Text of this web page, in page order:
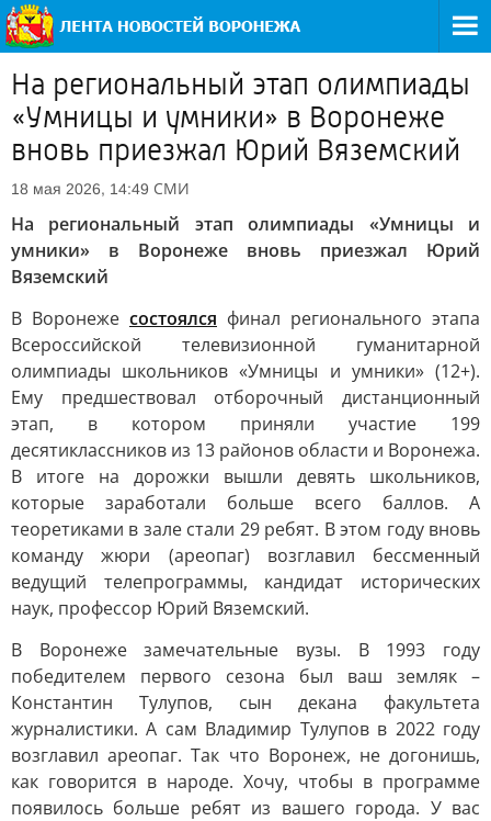
На региональный этап олимпиады
«Умницы и умники» в Воронеже
вновь приезжал Юрий Вяземский
18 мая 2026, 14:49 СМИ
На региональный этап олимпиады «Умницы и
умники» в Воронеже вновь приезжал Юрий
Вяземский
В Воронеже состоялся финал регионального этапа
Всероссийской телевизионной гуманитарной
олимпиады школьников «Умницы и умники» (12+).
Ему предшествовал отборочный дистанционный
этап, в котором приняли участие 199
десятиклассников из 13 районов области и Воронежа.
В итоге на дорожки вышли девять школьников,
которые заработали больше всего баллов. А
теоретиками в зале стали 29 ребят. В этом году вновь
команду жюри (ареопаг) возглавил бессменный
ведущий телепрограммы, кандидат исторических
наук, профессор Юрий Вяземский.
В Воронеже замечательные вузы. В 1993 году
победителем первого сезона был ваш земляк –
Константин Тулупов, сын декана факультета
журналистики. А сам Владимир Тулупов в 2022 году
возглавил ареопаг. Так что Воронеж, не догонишь,
как говорится в народе. Хочу, чтобы в программе
появилось больше ребят из вашего города. У вас